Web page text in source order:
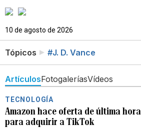
10 de agosto de 2026
Tópicos #J. D. Vance
ArtículosFotogaleríasVídeos
TECNOLOGÍA
Amazon hace oferta de última hora
para adquirir a TikTok